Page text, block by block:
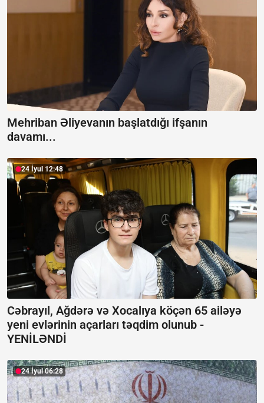
Mehriban Əliyevanın başlatdığı ifşanın
davamı...
24 İyul 12:48
Cəbrayıl, Ağdərə və Xocalıya köçən 65 ailəyə
yeni evlərinin açarları təqdim olunub -
YENİLƏNDİ
24 İyul 06:28